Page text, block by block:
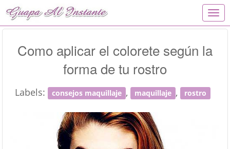
T
o
Como aplicar el colorete según la
forma de tu rostro
Labels: consejos maquillaje , maquillaje , rostro